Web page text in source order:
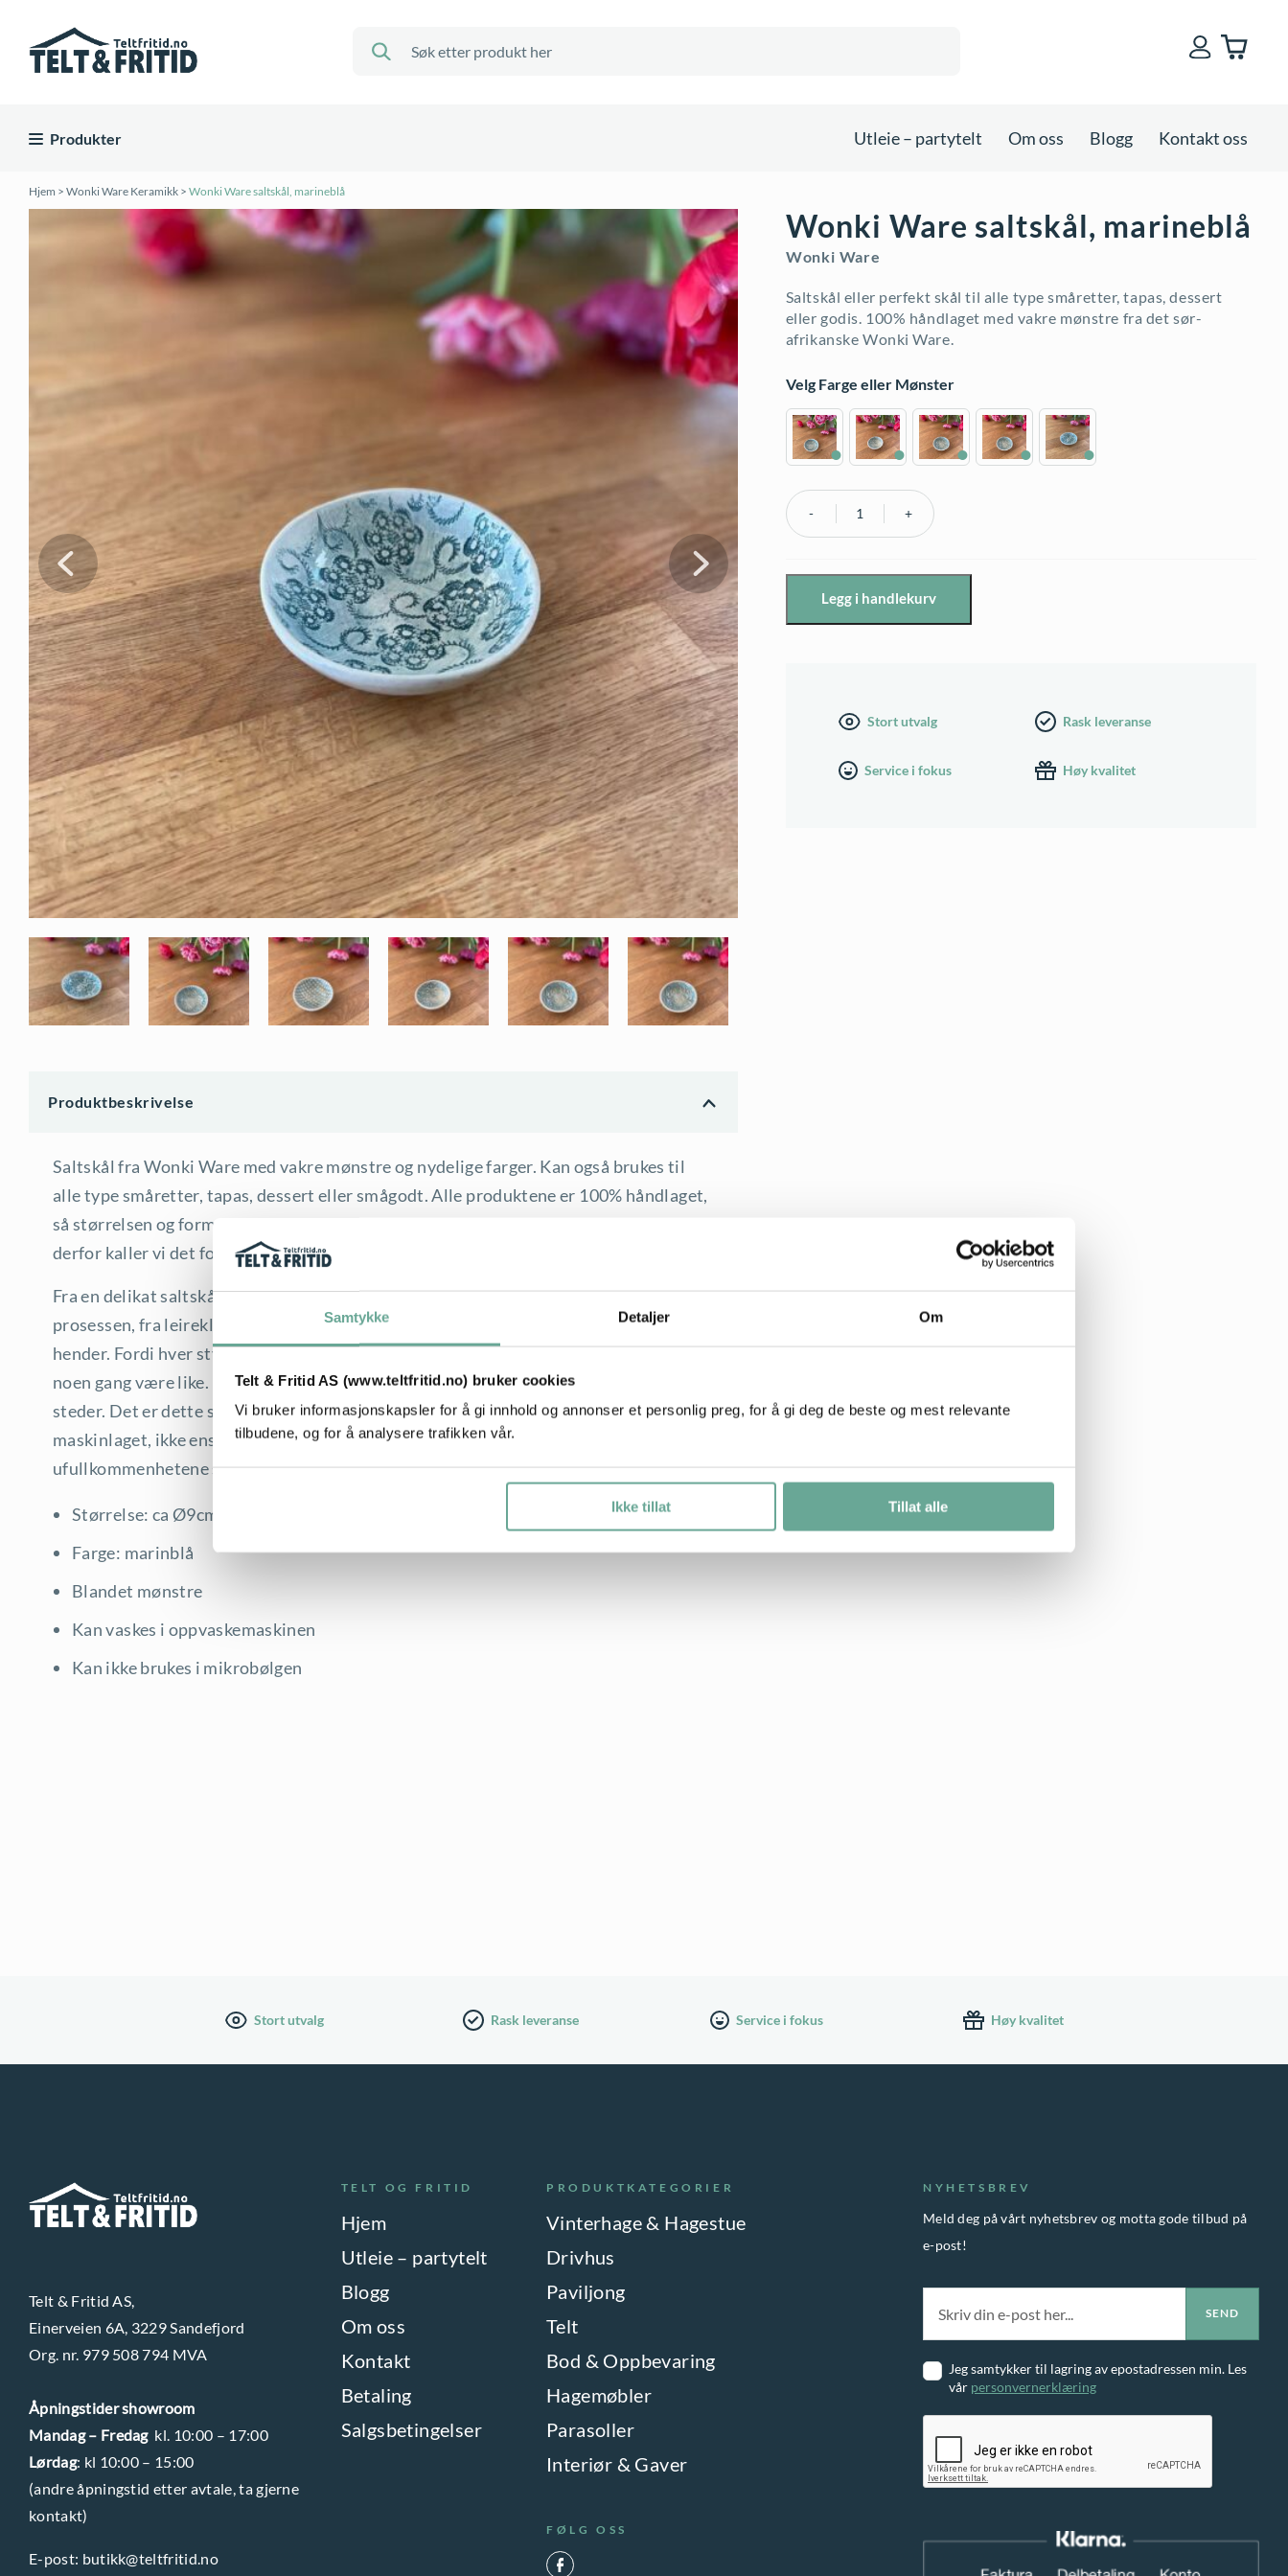
Samtykke Detaljer Om
Telt & Fritid AS (www.teltfritid.no) bruker cookies
Vi bruker informasjonskapsler for å gi innhold og annonser et personlig preg, for å gi deg de beste og mest relevante
tilbudene, og for å analysere trafikken vår.
Ikke tillat Tillat alle
Produkter Utleie – partytelt Om oss Blogg Kontakt oss
Hjem > Wonki Ware Keramikk > Wonki Ware saltskål, marineblå
Produktbeskrivelse
Saltskål fra Wonki Ware med vakre mønstre og nydelige farger. Kan også brukes til
alle type småretter, tapas, dessert eller smågodt. Alle produktene er 100% håndlaget,
så størrelsen og formen kan variere litt. Mønstre fra samme serie kan også variere
derfor kaller vi det for «Mixed pattern».
Fra en delikat saltskål til en generøs fat går hver stykke gjennom den samme kreative
prosessen, fra leireklumpen til det ferdige produktet involveres omtrent 14 par
hender. Fordi hver stykke er laget for hånd, uten bruk av støpeformer vil ingen stykker
noen gang være like. Det kan være farge forskjeller eller ujevnheter på forskjellige
steder. Det er dette som gir Wonki Ware sin skjønnhet og sjarm. Den er ikke
maskinlaget, ikke ensartet produsert, men etter vår mening er de små
ufullkommenhetene som bidrar til å gjøre den pratisk talt Perfekt.
Størrelse: ca Ø9cm, H.2,5cm
Farge: marinblå
Blandet mønstre
Kan vaskes i oppvaskemaskinen
Kan ikke brukes i mikrobølgen
Wonki Ware saltskål, marineblå
Wonki Ware
Saltskål eller perfekt skål til alle type småretter, tapas, dessert
eller godis. 100% håndlaget med vakre mønstre fra det sør-
afrikanske Wonki Ware.
Velg Farge eller Mønster
Wonki
marineblå
Legg i handlekurv
Stort utvalg Rask leveranse
Service i fokus Høy kvalitet
Stort utvalg Rask leveranse Service i fokus Høy kvalitet
Telt & Fritid AS,
Einerveien 6A, 3229 Sandefjord
Org. nr. 979 508 794 MVA
Åpningstider showroom
Mandag – Fredagkl. 10:00 – 17:00
Lørdag: kl 10:00 – 15:00
(andre åpningstid etter avtale, ta gjerne
kontakt)
E-post: butikk@teltfritid.no
TELT OG FRITID
Hjem
Utleie – partytelt
Blogg
Om oss
Kontakt
Betaling
Salgsbetingelser
PRODUKTKATEGORIER
Vinterhage & Hagestue
Drivhus
Paviljong
Telt
Bod & Oppbevaring
Hagemøbler
Parasoller
Interiør & Gaver
FØLG OSS
NYHETSBREV
Meld deg på vårt nyhetsbrev og motta gode tilbud på
e-post!
Jeg samtykker til lagring av epostadressen min. Les
vår personvernerklæring